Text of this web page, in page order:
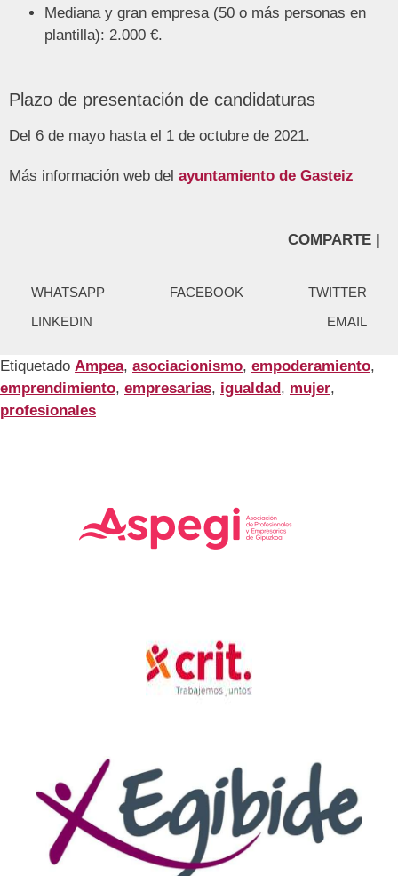
Mediana y gran empresa (50 o más personas en
plantilla): 2.000 €.
Plazo de presentación de candidaturas
Del 6 de mayo hasta el 1 de octubre de 2021.
Más información web del ayuntamiento de Gasteiz
COMPARTE |
WHATSAPP FACEBOOK
TWITTER
LINKEDIN
EMAIL
Etiquetado Ampea, asociacionismo, empoderamiento,
emprendimiento, empresarias, igualdad, mujer,
profesionales